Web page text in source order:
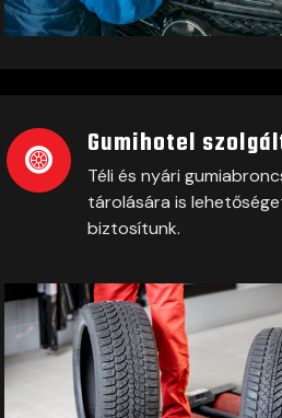
Gumihotel
Téli és nyári
tárolására is
biztosítunk.